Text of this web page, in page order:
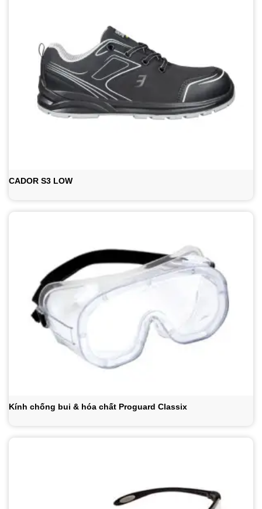
CADOR S3 LOW
Kính chống bui & hóa chất Proguard Classix